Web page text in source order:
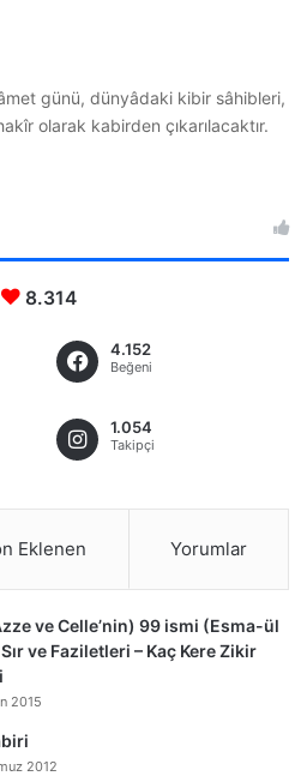
günü, dünyâdaki kibir sâhibleri,
olarak kabirden çıkarılacaktır.
8.314
4.152
Beğeni
1.054
Takipçi
Eklenen Yorumlar
ve Celle’nin) 99 ismi (Esma-ül
ve Faziletleri – Kaç Kere Zikir
2015
2012